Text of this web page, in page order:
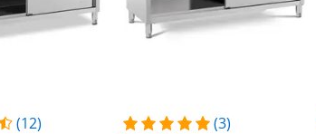
(12) (3)